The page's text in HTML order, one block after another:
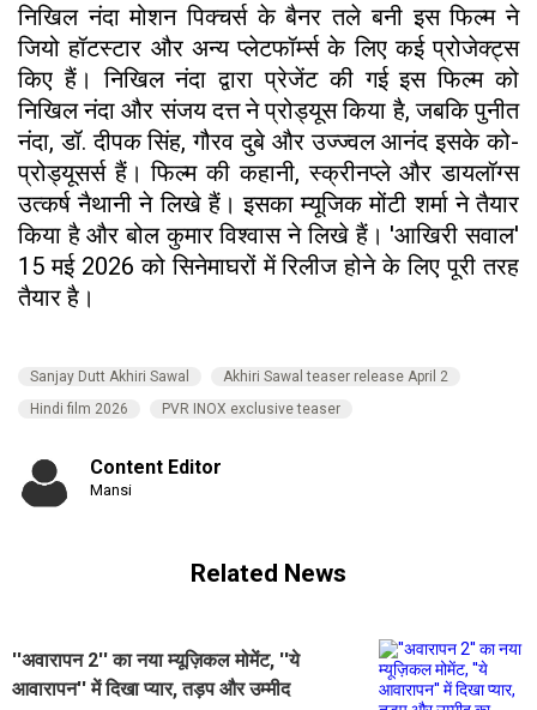
निखिल नंदा मोशन पिक्चर्स के बैनर तले बनी इस फिल्म ने
जियो हॉटस्टार और अन्य प्लेटफॉर्म्स के लिए कई प्रोजेक्ट्स
किए हैं। निखिल नंदा द्वारा प्रेजेंट की गई इस फिल्म को
निखिल नंदा और संजय दत्त ने प्रोड्यूस किया है, जबकि पुनीत
नंदा, डॉ. दीपक सिंह, गौरव दुबे और उज्ज्वल आनंद इसके को-
प्रोड्यूसर्स हैं। फिल्म की कहानी, स्क्रीनप्ले और डायलॉग्स
उत्कर्ष नैथानी ने लिखे हैं। इसका म्यूजिक मोंटी शर्मा ने तैयार
किया है और बोल कुमार विश्वास ने लिखे हैं। 'आखिरी सवाल'
15 मई 2026 को सिनेमाघरों में रिलीज होने के लिए पूरी तरह
तैयार है।
Sanjay Dutt Akhiri Sawal
Akhiri Sawal teaser release April 2
Hindi film 2026
PVR INOX exclusive teaser
Content Editor
Mansi
Related News
''अवारापन 2'' का नया म्यूज़िकल मोमेंट, ''ये
आवारापन'' में दिखा प्यार, तड़प और उम्मीद